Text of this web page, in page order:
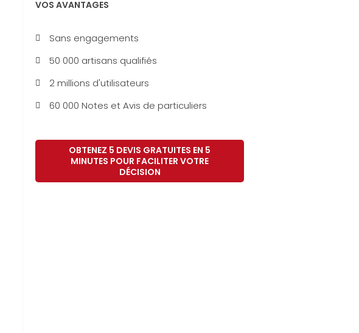
VOS AVANTAGES
Sans engagements
50 000 artisans qualifiés
2 millions d'utilisateurs
60 000 Notes et Avis de particuliers
OBTENEZ 5 DEVIS GRATUITES EN 5
MINUTES POUR FACILITER VOTRE
DÉCISION